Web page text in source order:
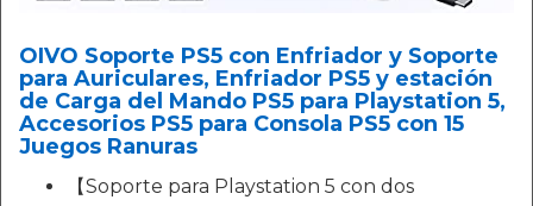
OIVO Soporte PS5 con Enfriador y Soporte
para Auriculares, Enfriador PS5 y estación
de Carga del Mando PS5 para Playstation 5,
Accesorios PS5 para Consola PS5 con 15
Juegos Ranuras
【Soporte para Playstation 5 con dos